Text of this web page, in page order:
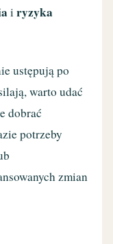
iryzyka
ustępują po
warto udać
dobrać
potrzeby
zmian